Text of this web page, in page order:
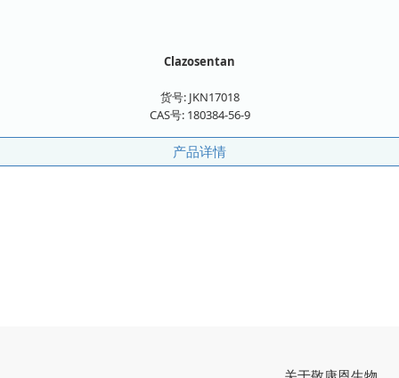
Clazosentan
货号: JKN17018
CAS号: 180384-56-9
产品详情